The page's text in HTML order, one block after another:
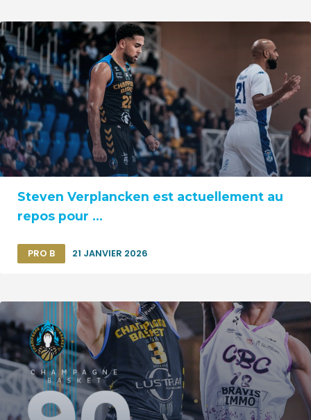
Steven Verplancken est actuellement au
repos pour ...
PRO B 21 JANVIER 2026